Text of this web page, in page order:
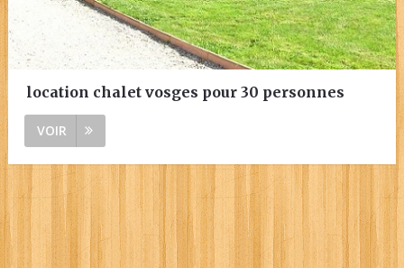
location chalet vosges pour 30 personnes
VOIR